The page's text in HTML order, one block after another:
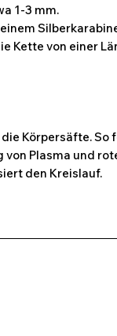
1-3 mm.
Kette von einer
Körpersäfte. So
Plasma und
den Kreislauf.